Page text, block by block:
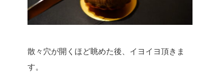
散々穴が開くほど眺めた後、イヨイヨ頂きま
す。